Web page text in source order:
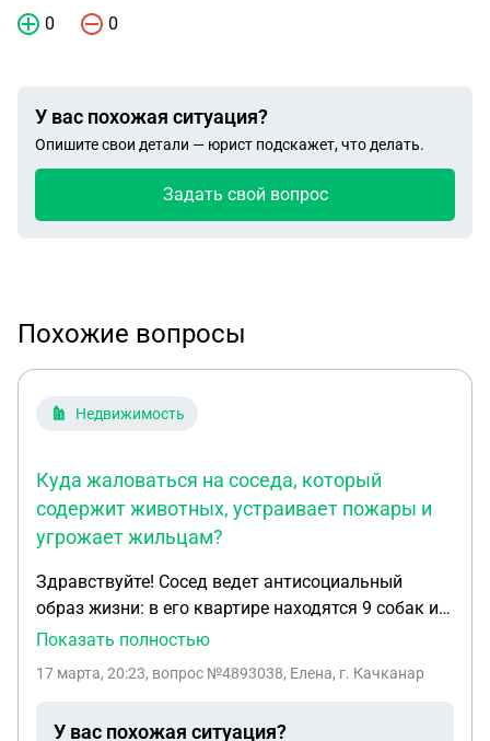
0 0
У вас похожая ситуация?
Опишите свои детали — юрист подскажет, что делать.
Задать свой вопрос
Похожие вопросы
Недвижимость
Куда жаловаться на соседа, который
содержит животных, устраивает пожары и
угрожает жильцам?
Здравствуйте! Сосед ведет антисоциальный
образ жизни: в его квартире находятся 9 собак и
кошек. Стоит невыносимая вонь на весь подъезд.
проживания 4 раза. Одному соседу угрожал,
Показать полностью
17 марта, 20:23, вопрос №4893038, Елена, г. Качканар
У вас похожая ситуация?